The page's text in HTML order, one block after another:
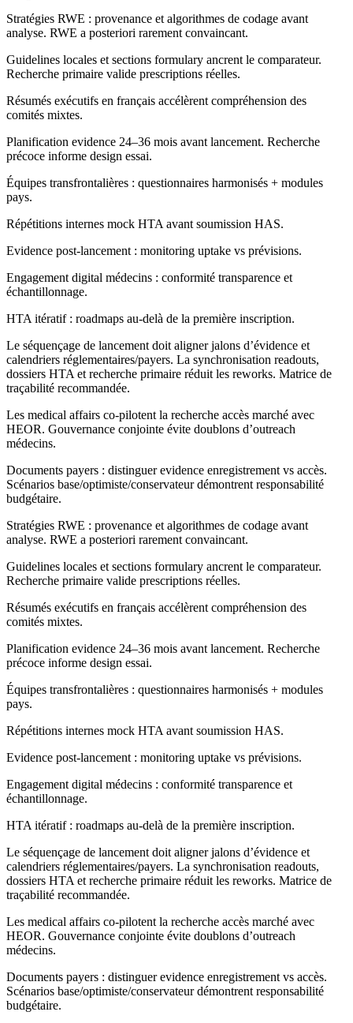
Stratégies RWE : provenance et algorithmes de codage avant
analyse. RWE a posteriori rarement convaincant.
Guidelines locales et sections formulary ancrent le comparateur.
Recherche primaire valide prescriptions réelles.
Résumés exécutifs en français accélèrent compréhension des
comités mixtes.
Planification evidence 24–36 mois avant lancement. Recherche
précoce informe design essai.
Équipes transfrontalières : questionnaires harmonisés + modules
pays.
Répétitions internes mock HTA avant soumission HAS.
Evidence post-lancement : monitoring uptake vs prévisions.
Engagement digital médecins : conformité transparence et
échantillonnage.
HTA itératif : roadmaps au-delà de la première inscription.
Le séquençage de lancement doit aligner jalons d’évidence et
calendriers réglementaires/payers. La synchronisation readouts,
dossiers HTA et recherche primaire réduit les reworks. Matrice de
traçabilité recommandée.
Les medical affairs co-pilotent la recherche accès marché avec
HEOR. Gouvernance conjointe évite doublons d’outreach
médecins.
Documents payers : distinguer evidence enregistrement vs accès.
Scénarios base/optimiste/conservateur démontrent responsabilité
budgétaire.
Stratégies RWE : provenance et algorithmes de codage avant
analyse. RWE a posteriori rarement convaincant.
Guidelines locales et sections formulary ancrent le comparateur.
Recherche primaire valide prescriptions réelles.
Résumés exécutifs en français accélèrent compréhension des
comités mixtes.
Planification evidence 24–36 mois avant lancement. Recherche
précoce informe design essai.
Équipes transfrontalières : questionnaires harmonisés + modules
pays.
Répétitions internes mock HTA avant soumission HAS.
Evidence post-lancement : monitoring uptake vs prévisions.
Engagement digital médecins : conformité transparence et
échantillonnage.
HTA itératif : roadmaps au-delà de la première inscription.
Le séquençage de lancement doit aligner jalons d’évidence et
calendriers réglementaires/payers. La synchronisation readouts,
dossiers HTA et recherche primaire réduit les reworks. Matrice de
traçabilité recommandée.
Les medical affairs co-pilotent la recherche accès marché avec
HEOR. Gouvernance conjointe évite doublons d’outreach
médecins.
Documents payers : distinguer evidence enregistrement vs accès.
Scénarios base/optimiste/conservateur démontrent responsabilité
budgétaire.